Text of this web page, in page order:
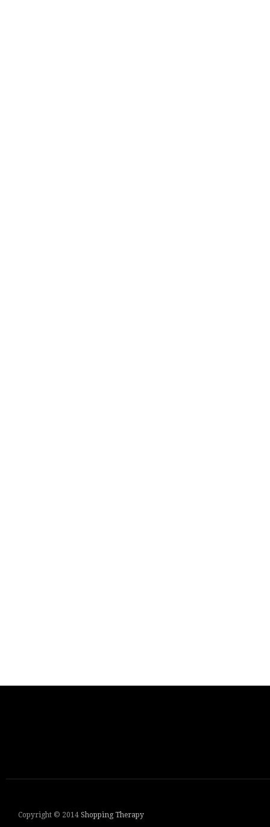
Copyright © 2014 Shopping Therapy